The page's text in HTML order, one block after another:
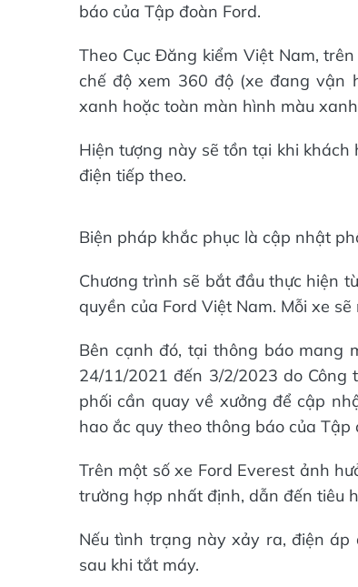
báo của Tập đoàn Ford.
Theo Cục Đăng kiểm Việt Nam,
chế độ xem 360 độ (xe đang vận
xanh hoặc toàn màn hình màu
Hiện tượng này sẽ tồn tại khi
điện tiếp theo.
Biện pháp khắc phục là cập nhật
Chương trình sẽ bắt đầu thực hiện
quyền của Ford Việt Nam. Mỗi xe
Bên cạnh đó, tại thông báo mang
24/11/2021 đến 3/2/2023 do
phối cần quay về xưởng để cập
hao ắc quy theo thông báo của Tập
Trên một số xe Ford Everest ảnh
trường hợp nhất định, dẫn đến tiêu
Nếu tình trạng này xảy ra, điện áp
sau khi tắt máy.